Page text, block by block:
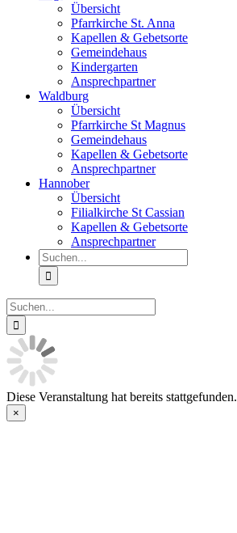
Übersicht
Pfarrkirche St. Anna
Kapellen & Gebetsorte
Gemeindehaus
Kindergarten
Ansprechpartner
Waldburg
Übersicht
Pfarrkirche St Magnus
Gemeindehaus
Kapellen & Gebetsorte
Ansprechpartner
Hannober
Übersicht
Filialkirche St Cassian
Kapellen & Gebetsorte
Ansprechpartner
Suche
nach:
Suche
nach:
Diese Veranstaltung hat bereits stattgefunden.
×